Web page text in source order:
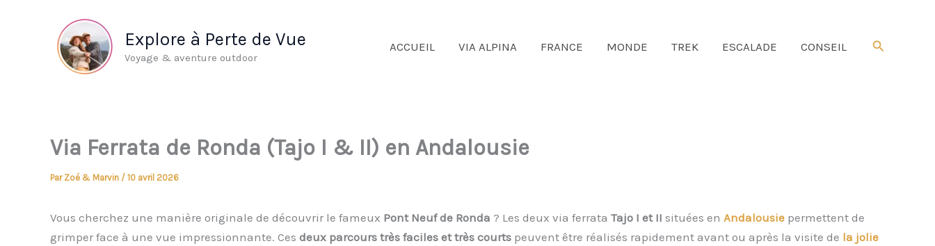
Explore à Perte de Vue
Voyage & aventure outdoor
ACCUEIL VIA ALPINA FRANCE MONDE TREK ESCALADE CONSEIL Rechercher
Via Ferrata de Ronda (Tajo I & II) en Andalousie
Par Zoé & Marvin / 10 avril 2026
Vous cherchez une manière originale de découvrir le fameux Pont Neuf de Ronda ? Les deux via ferrata Tajo I et II situées en Andalousie permettent de
grimper face à une vue impressionnante. Ces deux parcours très faciles et très courts peuvent être réalisés rapidement avant ou après la visite de la jolie